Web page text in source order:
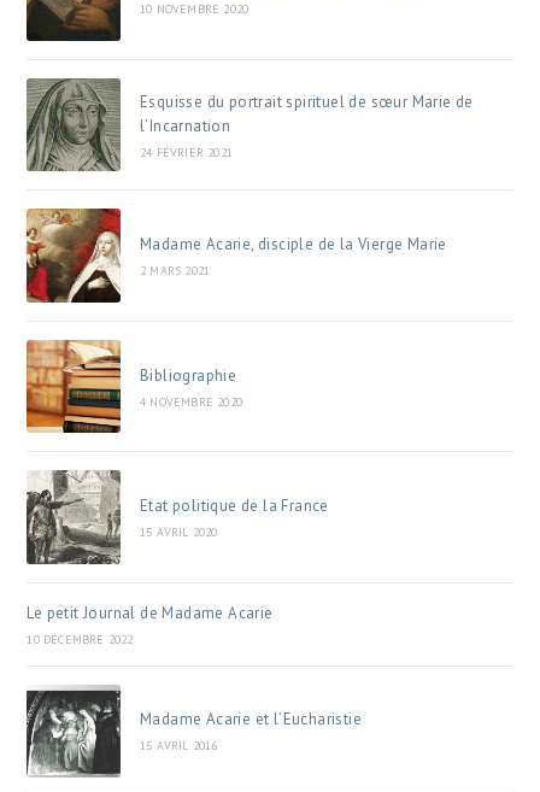
10 NOVEMBRE 2020
Esquisse du portrait spirituel de sœur Marie de
l’Incarnation
24 FÉVRIER 2021
Madame Acarie, disciple de la Vierge Marie
2 MARS 2021
Bibliographie
4 NOVEMBRE 2020
Etat politique de la France
15 AVRIL 2020
Le petit Journal de Madame Acarie
10 DÉCEMBRE 2022
Madame Acarie et l’Eucharistie
15 AVRIL 2016